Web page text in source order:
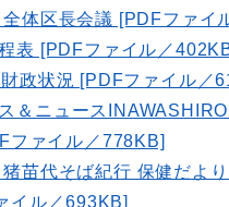
体区長会議 [PDFファイ
表 [PDFファイル／
政状況 [PDFファイル／
＆ニュース
ファイル／778KB]
苗代そば紀行 保健だよ
イル／693KB]